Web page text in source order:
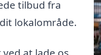
tilbud fra
lokalområde.